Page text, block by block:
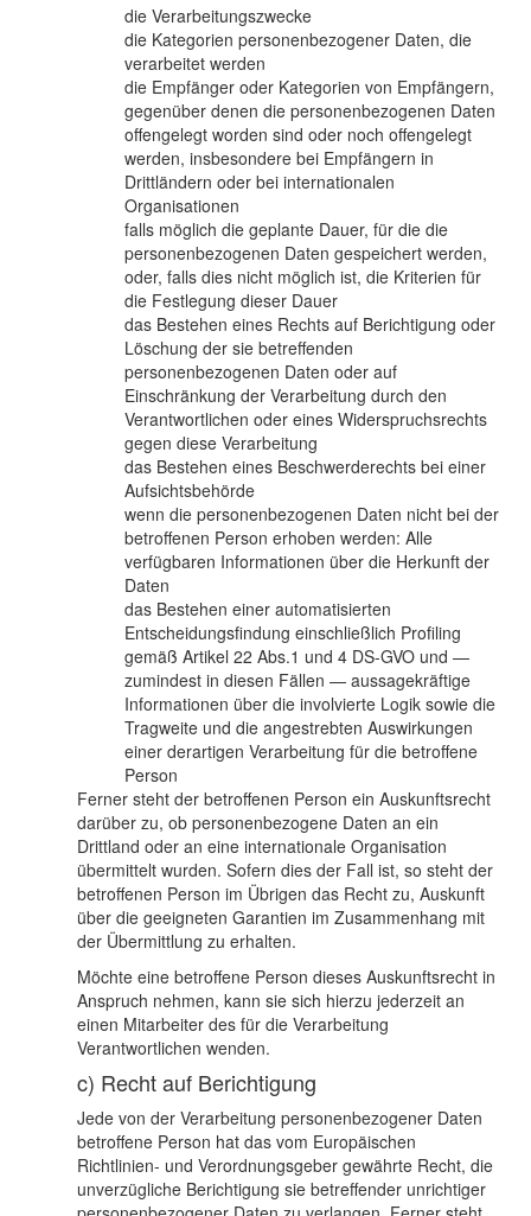
die Verarbeitungszwecke
die Kategorien personenbezogener Daten, die
verarbeitet werden
die Empfänger oder Kategorien von Empfängern,
gegenüber denen die personenbezogenen Daten
offengelegt worden sind oder noch offengelegt
werden, insbesondere bei Empfängern in
Drittländern oder bei internationalen
Organisationen
falls möglich die geplante Dauer, für die die
personenbezogenen Daten gespeichert werden,
oder, falls dies nicht möglich ist, die Kriterien für
die Festlegung dieser Dauer
das Bestehen eines Rechts auf Berichtigung oder
Löschung der sie betreffenden
personenbezogenen Daten oder auf
Einschränkung der Verarbeitung durch den
Verantwortlichen oder eines Widerspruchsrechts
gegen diese Verarbeitung
das Bestehen eines Beschwerderechts bei einer
Aufsichtsbehörde
wenn die personenbezogenen Daten nicht bei der
betroffenen Person erhoben werden: Alle
verfügbaren Informationen über die Herkunft der
Daten
das Bestehen einer automatisierten
Entscheidungsfindung einschließlich Profiling
gemäß Artikel 22 Abs.1 und 4 DS-GVO und —
zumindest in diesen Fällen — aussagekräftige
Informationen über die involvierte Logik sowie die
Tragweite und die angestrebten Auswirkungen
einer derartigen Verarbeitung für die betroffene
Person
Ferner steht der betroffenen Person ein Auskunftsrecht
darüber zu, ob personenbezogene Daten an ein
Drittland oder an eine internationale Organisation
übermittelt wurden. Sofern dies der Fall ist, so steht der
betroffenen Person im Übrigen das Recht zu, Auskunft
über die geeigneten Garantien im Zusammenhang mit
der Übermittlung zu erhalten.
Möchte eine betroffene Person dieses Auskunftsrecht in
Anspruch nehmen, kann sie sich hierzu jederzeit an
einen Mitarbeiter des für die Verarbeitung
Verantwortlichen wenden.
c) Recht auf Berichtigung
Jede von der Verarbeitung personenbezogener Daten
betroffene Person hat das vom Europäischen
Richtlinien- und Verordnungsgeber gewährte Recht, die
unverzügliche Berichtigung sie betreffender unrichtiger